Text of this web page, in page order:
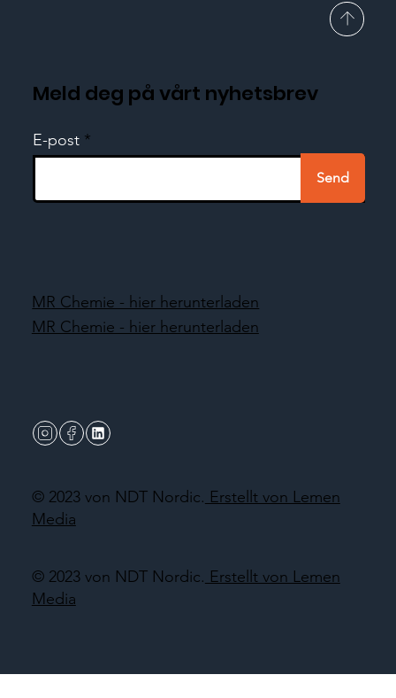
© 2023 von NDT Nordic. Erstellt von Lemen
Media
Meld deg på vårt nyhetsbrev
E-post
Send
© 2023 von NDT Nordic. Erstellt von Lemen
Media
MR Chemie - hier herunterladen
MR Chemie - hier herunterladen